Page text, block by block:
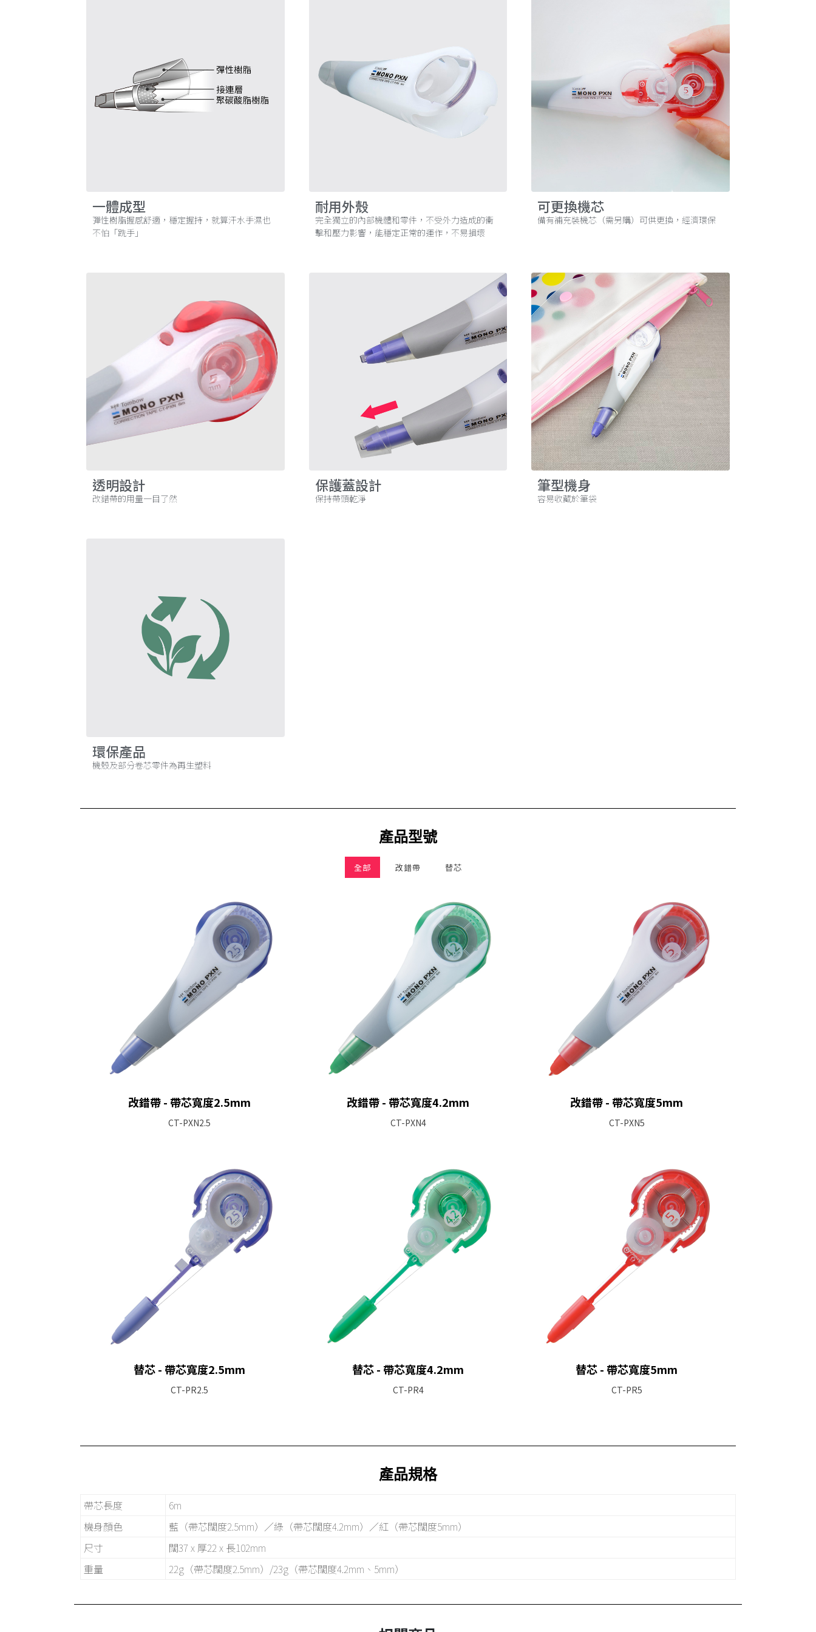
一體成型
彈性樹脂握感舒適，穩定握持，就算汗水手濕也
不怕「跣手」
耐用外殼
完全獨立的內部機體和零件，不受外力造成的衝
擊和壓力影響，能穩定正常的運作，不易損壞
可更換機芯
備有補充裝機芯（需另購）可供更換，經濟環保
透明設計
改錯帶的用量一目了然
保護蓋設計
保持帶頭乾淨
筆型機身
容易收藏於筆袋
環保產品
機殼及部分卷芯零件為再生塑料
產品型號
全部 改錯帶 替芯
改錯帶 - 帶芯寬度2.5mm
CT-PXN2.5
改錯帶 - 帶芯寬度4.2mm
CT-PXN4
改錯帶 - 帶芯寬度5mm
CT-PXN5
替芯 - 帶芯寬度2.5mm
CT-PR2.5
替芯 - 帶芯寬度4.2mm
CT-PR4
替芯 - 帶芯寬度5mm
CT-PR5
產品規格
帶芯長度
6m
機身顏色
藍（帶芯闊度2.5mm）／綠（帶芯闊度4.2mm）／紅（帶芯闊度5mm）
尺寸
闊37 x 厚22 x 長102mm
重量
22g（帶芯闊度2.5mm）/23g（帶芯闊度4.2mm、5mm）